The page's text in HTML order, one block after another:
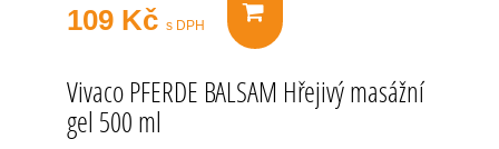
109 Kč s DPH
Vivaco PFERDE BALSAM Hřejivý masážní
gel 500 ml